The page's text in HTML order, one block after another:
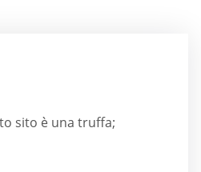
sito è una truffa;